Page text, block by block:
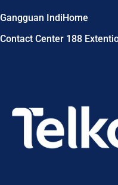
Gangguan IndiHome
Contact Center 188